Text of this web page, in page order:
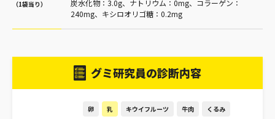
（1袋当り）
炭水化物：3.0g、ナトリウム：0mg、コラーゲン：
240mg、キシロオリゴ糖：0.2mg
グミ研究員の診断内容
卵 乳 キウイフルーツ 牛肉
くるみ